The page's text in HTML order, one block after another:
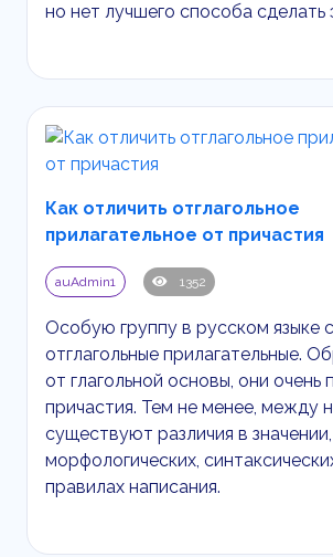
но нет лучшего способа сделать
Как отличить отглагольное
прилагательное от причастия
auAdmin1 1352
Особую группу в русском языке
отглагольные прилагательные.
от глагольной основы, они очень
причастия. Тем не менее, между
существуют различия в значении,
морфологических,
правилах написания.